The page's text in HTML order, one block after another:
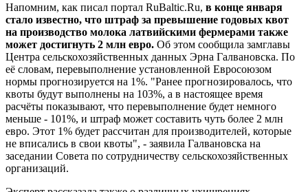
Напомним, как писал портал RuBaltic.Ru, в конце января
стало известно, что штраф за превышение годовых квот
на производство молока латвийскими фермерами также
может достигнуть 2 млн евро. Об этом сообщила замглавы
Центра сельскохозяйственных данных Эрна Галвановска. По
её словам, перевыполнение установленной Евросоюзом
нормы прогнозируется на 1%. "Ранее прогнозировалось, что
квоты будут выполнены на 103%, а в настоящее время
расчёты показывают, что перевыполнение будет немного
меньше - 101%, и штраф может составить чуть более 2 млн
евро. Этот 1% будет рассчитан для производителей, которые
не вписались в свои квоты", - заявила Галвановска на
заседании Совета по сотрудничеству сельскохозяйственных
организаций.